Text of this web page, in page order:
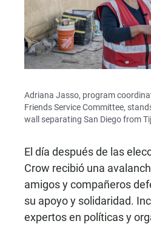
Adriana Jasso, program
Friends Service Committee,
wall separating San Diego from
El día después de las
Crow recibió una
amigos y compañeros
su apoyo y solidaridad.
expertos en políticas y